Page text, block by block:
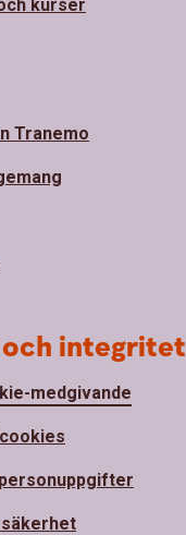
kurser
Tranemo
och integritet
medgivande